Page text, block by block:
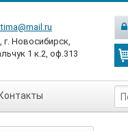
г. Новосибирск,
1 к.2, оф.313
Контакты